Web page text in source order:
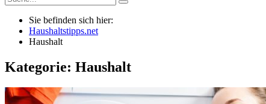
Sie befinden sich hier:
Haushaltstipps.net
Haushalt
Kategorie: Haushalt